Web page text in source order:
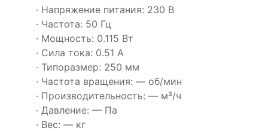
· Напряжение питания: 230 В
· Частота: 50 Гц
· Мощность: 0.115 Вт
· Сила тока: 0.51 А
· Типоразмер: 250 мм
· Частота вращения: — об/мин
· Производительность: — м³/ч
· Давление: — Па
· Вес: — кг